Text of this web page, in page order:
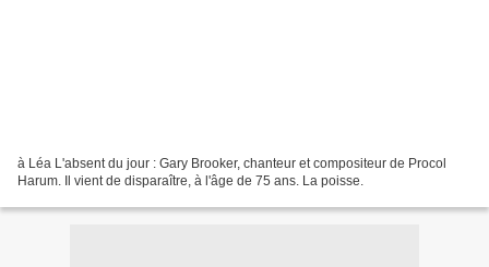
à Léa L'absent du jour : Gary Brooker, chanteur et compositeur de Procol
Harum. Il vient de disparaître, à l'âge de 75 ans. La poisse.